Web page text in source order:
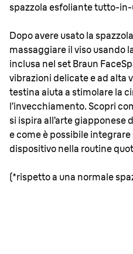
spazzola esfoliante tutto-
Dopo avere usato la
massaggiare il viso usando
inclusa nel set Braun
vibrazioni delicate e ad alta
testina aiuta a stimolare la
l’invecchiamento. Scopri
si ispira all’arte giapponese
e come è possibile integrare
dispositivo nella routine
(*rispetto a una normale